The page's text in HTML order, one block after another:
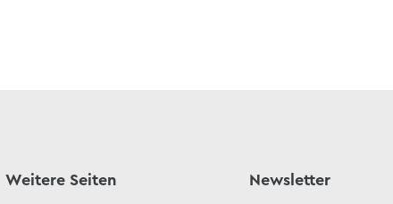
Weitere Seiten Newsletter